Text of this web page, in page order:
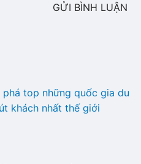
GỬI BÌNH LUẬN
phá top những quốc gia du
khách nhất thế giới